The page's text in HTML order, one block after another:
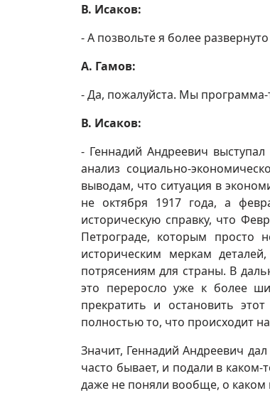
В. Исаков:
- А позвольте я более
А. Гамов:
- Да, пожалуйста. Мы
В. Исаков:
- Геннадий Андреевич
анализ социально-
выводам, что ситуация в
не октября 1917 года, а
историческую справку, что
Петрограде, которым просто
историческим меркам
потрясениям для страны. В
это переросло уже к более
прекратить и остановить
полностью то, что происходит
Значит, Геннадий Андреевич
часто бывает, и подали в
даже не поняли вообще, о